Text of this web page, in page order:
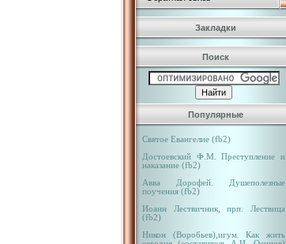
Закладки
Поиск
Популярные
Святое Евангелие (fb2)
Достоевский Ф.М. Преступление и
наказание (fb2)
Авва Дорофей. Душеполезные
поучения (fb2)
Иоанн Лествичник, прп. Лествица
(fb2)
Никон (Воробьев),игум. Как жить